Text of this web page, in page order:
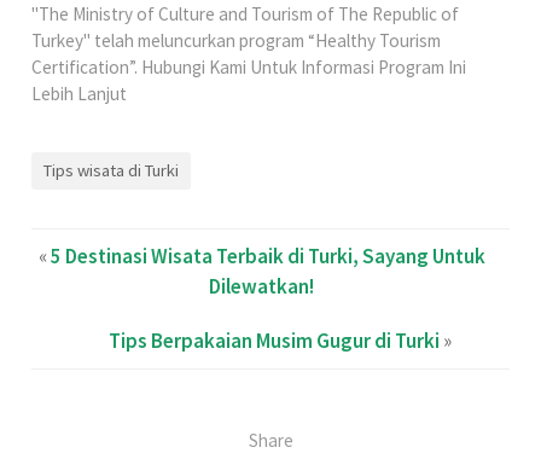
Share
"The Ministry of Culture and Tourism of The Republic of
Turkey" telah meluncurkan program “Healthy Tourism
Certification”. Hubungi Kami Untuk Informasi Program Ini
Lebih Lanjut
Tips wisata di Turki
«5 Destinasi Wisata Terbaik di Turki, Sayang Untuk
Dilewatkan!
Tips Berpakaian Musim Gugur di Turki »